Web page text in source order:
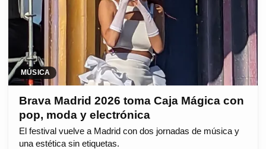
MÚSICA
Brava Madrid 2026 toma Caja Mágica con
pop, moda y electrónica
El festival vuelve a Madrid con dos jornadas de música y
una estética sin etiquetas.